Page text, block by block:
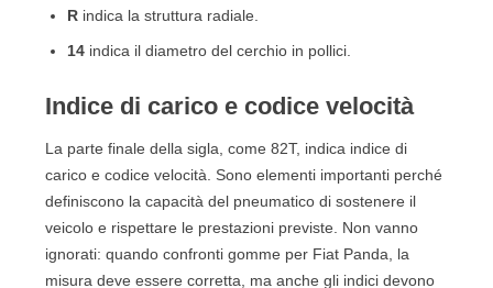
Rindica la struttura radiale.
14indica il diametro del cerchio in pollici.
Indice di carico e codice velocità
La parte finale della sigla, come 82T, indica indice di
carico e codice velocità. Sono elementi importanti perché
definiscono la capacità del pneumatico di sostenere il
veicolo e rispettare le prestazioni previste. Non vanno
ignorati: quando confronti gomme per Fiat Panda, la
misura deve essere corretta, ma anche gli indici devono